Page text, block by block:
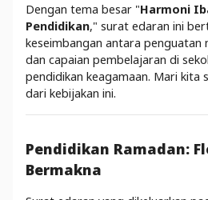
Dengan tema besar "Harmoni
Pendidikan," surat edaran ini
keseimbangan antara penguatan
dan capaian pembelajaran di
pendidikan keagamaan. Mari kita
dari kebijakan ini.
Pendidikan Ramadan:
Bermakna